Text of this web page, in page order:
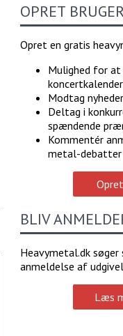
OPRET BRUGER
Opret en gratis
Mulighed for
Modtag
Deltag i
spændende
Kommentér
metal-debatter
BLIV
Heavymetal.dk
anmeldelse af
Læs